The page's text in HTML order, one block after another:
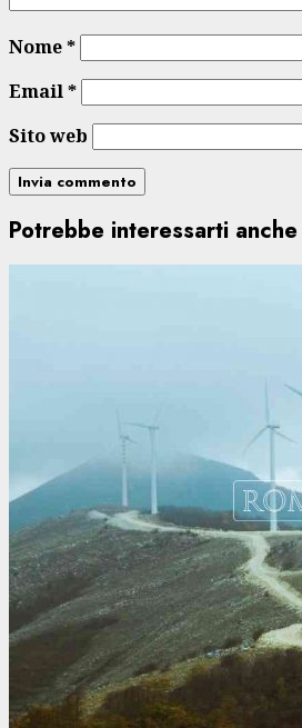
Nome*
Email*
Sito web
Potrebbe interessarti anche